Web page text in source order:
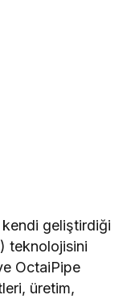
kendi geliştirdiği
teknolojisini
OctaiPipe
üretim,